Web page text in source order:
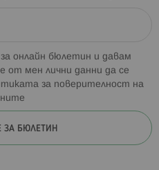
онлайн бюлетин и давам
от мен лични данни да се
за поверителност на
ЗА БЮЛЕТИН